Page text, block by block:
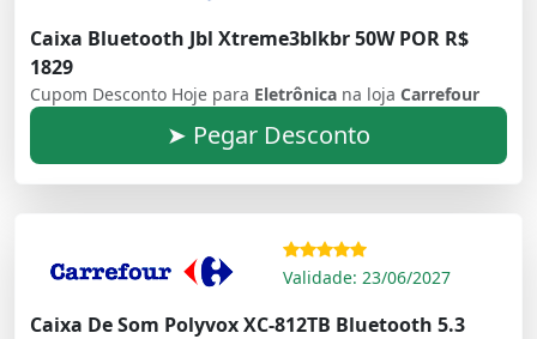
Caixa Bluetooth Jbl Xtreme3blkbr 50W POR R$
1829
Cupom Desconto Hoje para Eletrônica na loja Carrefour
➤ Pegar Desconto
Validade: 23/06/2027
Caixa De Som Polyvox XC-812TB Bluetooth 5.3